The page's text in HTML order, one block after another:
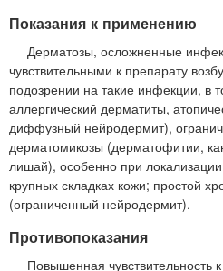
Показания к применению
Дерматозы, осложненные
чувствительными к препарату
подозрении на такие инфекции, в
аллергический дерматиты,
диффузный нейродермит),
дерматомикозы (дерматофитии,
лишай), особенно при
крупных складках кожи; простой
(ограниченный нейродермит).
Противопоказания
Повышенная чувствительность